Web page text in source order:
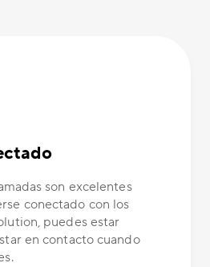
son excelentes
conectado con los
puedes estar
en contacto cuando